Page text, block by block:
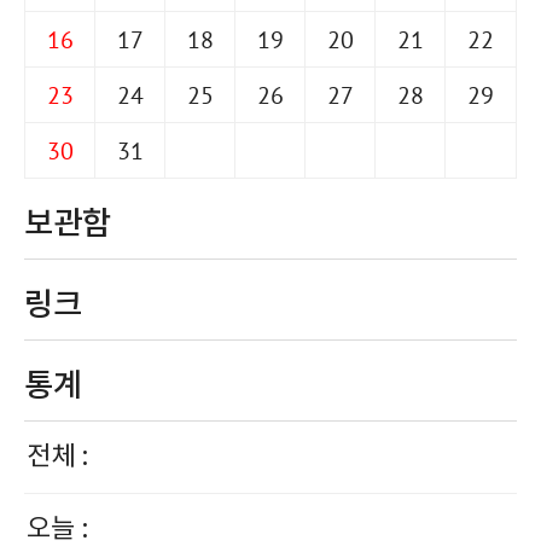
16
17 18 19 20 21
22
23
24 25 26 27 28
29
30
31
보관함
링크
통계
전체 :
오늘 :